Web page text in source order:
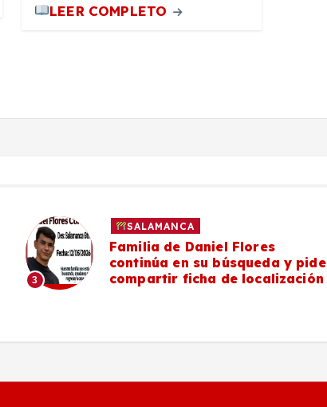
LEER COMPLETO
3
SALAMANCA
Familia de Daniel Flores
continúa en su búsqueda y pide
compartir ficha de localización